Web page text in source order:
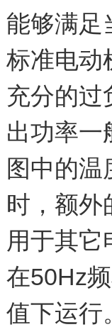
能够满足
标准电动
充分的过
出功率一
图中的
时，额外
用于其它
在50Hz
值下运行